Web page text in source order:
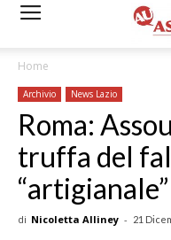
Home
Archivio News Lazio
Roma:
truffa del
“artigianale”
di Nicoletta Alliney - 21